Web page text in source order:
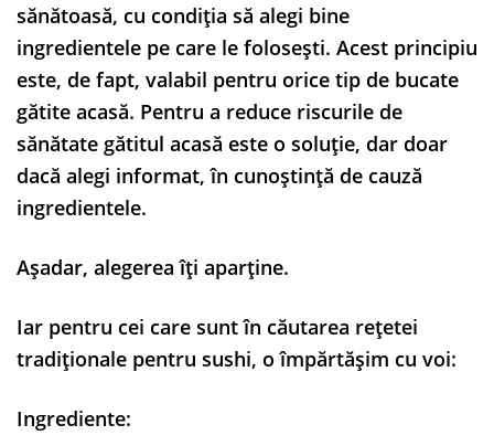
sănătoasă, cu condiția să alegi bine
ingredientele pe care le folosești. Acest principiu
este, de fapt, valabil pentru orice tip de bucate
gătite acasă. Pentru a reduce riscurile de
sănătate gătitul acasă este o soluție, dar doar
dacă alegi informat, în cunoștință de cauză
ingredientele.
Așadar, alegerea îți aparține.
Iar pentru cei care sunt în căutarea rețetei
tradiționale pentru sushi, o împărtășim cu voi:
Ingrediente: